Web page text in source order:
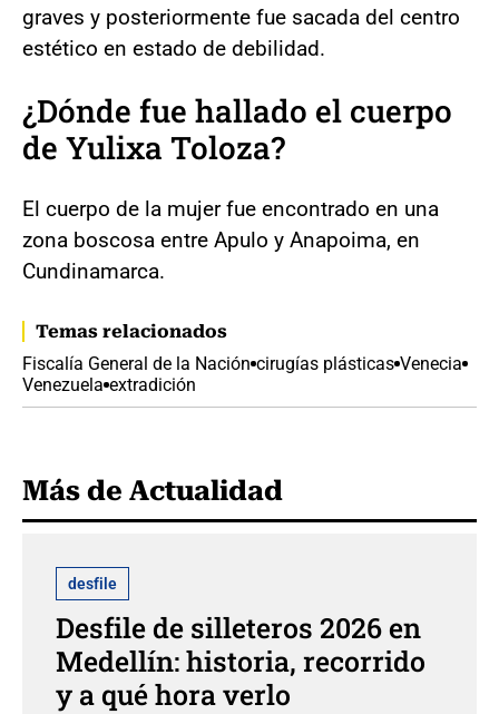
graves y posteriormente fue sacada del centro
estético en estado de debilidad.
¿Dónde fue hallado el cuerpo
de Yulixa Toloza?
El cuerpo de la mujer fue encontrado en una
zona boscosa entre Apulo y Anapoima, en
Cundinamarca.
Temas relacionados
Fiscalía General de la Nación cirugías plásticas Venecia
Venezuela extradición
Más de Actualidad
desfile
Desfile de silleteros 2026 en
Medellín: historia, recorrido
y a qué hora verlo